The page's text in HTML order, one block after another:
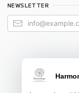
NEWSLETTER